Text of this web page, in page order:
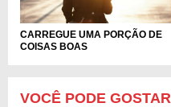
CARREGUE UMA PORÇÃO DE
COISAS BOAS
VOCÊ PODE GOSTAR